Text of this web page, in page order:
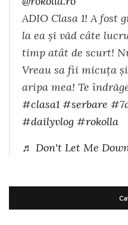
ADIO Clasa 1! A
la ea și văd câte
timp atât de scurt!
Vreau sa fii micuța
aripa mea! Te
#clasa1 #serbare
#dailyvlog #rokolla
♬ Don't Let Me